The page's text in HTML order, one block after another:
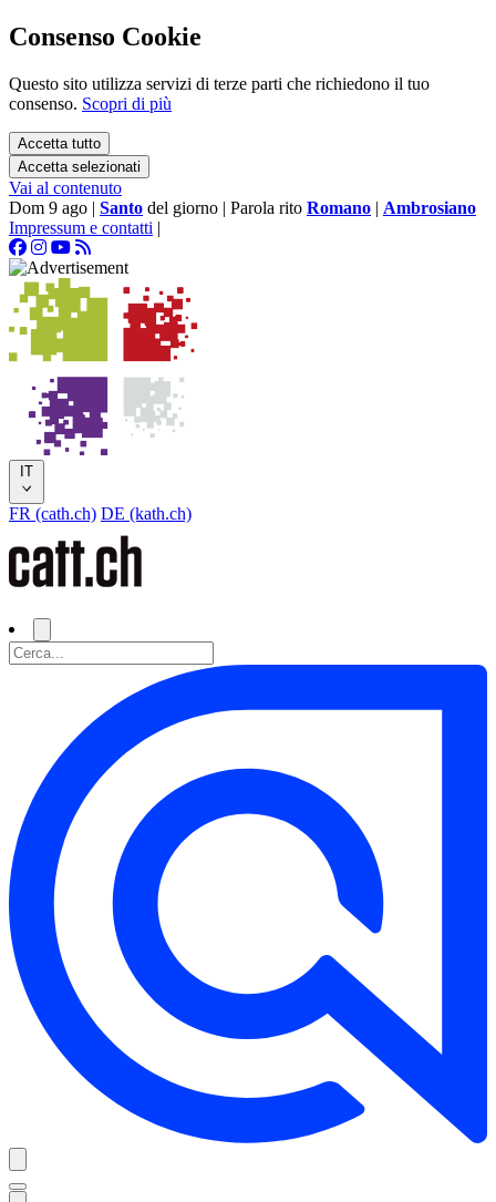
Consenso Cookie
Questo sito utilizza servizi di terze parti che richiedono il tuo
consenso. Scopri di più
Accetta tutto
Accetta selezionati
Vai al contenuto
Dom 9 ago | Santo del giorno | Parola rito Romano | Ambrosiano
Impressum e contatti |
IT
FR (cath.ch) DE (kath.ch)